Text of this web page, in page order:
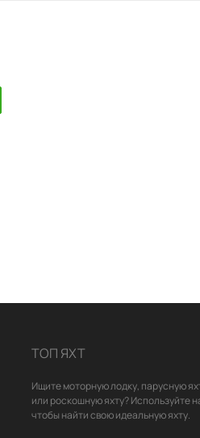
ТОП ЯХТ
Ищите моторную лодку, парусную
или роскошную яхту? Используйте
чтобы найти свою идеальную яхту.